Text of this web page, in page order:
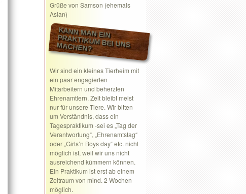
Grüße von Samson (ehemals
Aslan)
KANN MAN EIN
PRAKTIKUM BEI UNS MACHEN?
Wir sind ein kleines Tierheim mit
ein paar engagierten
Mitarbeitern und beherzten
Ehrenamtlern. Zeit bleibt meist
nur für unsere Tiere. Wir bitten
um Verständnis, dass ein
Tagespraktikum -sei es „Tag der
Verantwortung“, „Ehrenamtstag“
oder „Girls’n Boys day“ etc. nicht
möglich ist, weil wir uns nicht
ausreichend kümmern können.
Ein Praktikum ist erst ab einem
Zeitraum von mind. 2 Wochen
möglich.